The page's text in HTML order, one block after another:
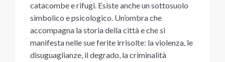
catacombe e rifugi. Esiste anche un sottosuolo
simbolico e psicologico. Un’ombra che
accompagna la storia della città e che si
manifesta nelle sue ferite irrisolte: la violenza, le
disuguaglianze, il degrado, la criminalità